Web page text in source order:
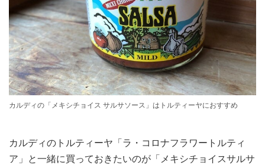
カルディの「メキシチョイス サルサソース」はトルティーヤにおすすめ
カルディのトルティーヤ「ラ・コロナフラワートルティ
ア」と一緒に買っておきたいのが「メキシチョイスサルサ